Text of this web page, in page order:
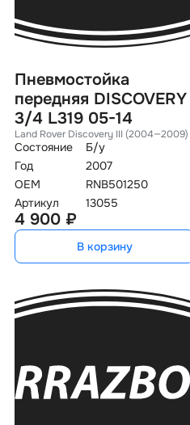
Пневмостойка
передняя DISCOVERY
3/4 L319 05-14
Land Rover Discovery III (2004—2009)
Состояние
Б/у
Год
2007
OEM
RNB501250
Артикул
13055
4 900 ₽
В корзину